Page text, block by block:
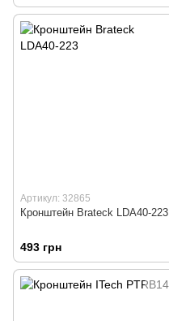
Артикул: 32865
Кронштейн Brateck LDA40-223
493 грн